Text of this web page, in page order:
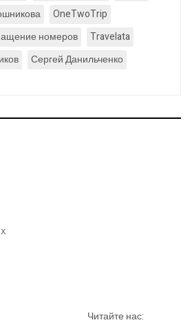
OneTwoTrip
номеров
Travelata
Сергей Данильченко
Читайте нас: